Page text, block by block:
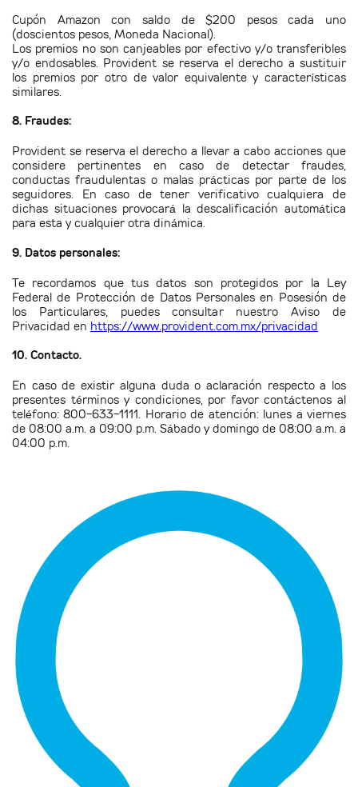
Cupón Amazon con saldo de $200 pesos cada uno
(doscientos pesos, Moneda Nacional).
Los premios no son canjeables por efectivo y/o transferibles
y/o endosables. Provident se reserva el derecho a sustituir
los premios por otro de valor equivalente y características
similares.
8. Fraudes:
Provident se reserva el derecho a llevar a cabo acciones que
considere pertinentes en caso de detectar fraudes,
conductas fraudulentas o malas prácticas por parte de los
seguidores. En caso de tener verificativo cualquiera de
dichas situaciones provocará la descalificación automática
para esta y cualquier otra dinámica.
9. Datos personales:
Te recordamos que tus datos son protegidos por la Ley
Federal de Protección de Datos Personales en Posesión de
los Particulares, puedes consultar nuestro Aviso de
Privacidad en https://www.provident.com.mx/privacidad
10. Contacto.
En caso de existir alguna duda o aclaración respecto a los
presentes términos y condiciones, por favor contáctenos al
teléfono: 800-633-1111. Horario de atención: lunes a viernes
de 08:00 a.m. a 09:00 p.m. Sábado y domingo de 08:00 a.m. a
04:00 p.m.